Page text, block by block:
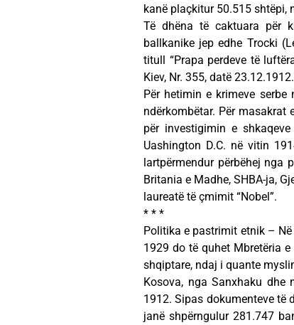
kanë plaçkitur 50.515 shtëpi,
Të dhëna të caktuara për
ballkanike jep edhe Trocki
titull “Prapa perdeve të
Kiev, Nr. 355, datë 23.12.1912.
Për hetimin e krimeve
ndërkombëtar. Për
për investigimin e
Uashington D.C. në vitin
lartpërmendur përbëhej nga
Britania e Madhe, SHBA-ja,
laureatë të çmimit “Nobel”.
* * *
Politika e pastrimit etnik – Në
1929 do të quhet Mbretëria
shqiptare, ndaj i quante
Kosova, nga Sanxhaku
1912. Sipas dokumenteve të
janë shpërngulur 281.747